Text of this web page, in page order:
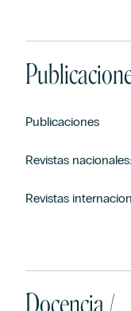
Publicaciones
Revistas
Revistas
Docencia /